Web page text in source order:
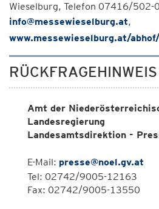
Wieselburg, Telefon 07416/502-
info@messewieselburg.at,
www.messewieselburg.at/
RÜCKFRAGEHINWEIS
Amt der
Landesregierung
Landesamtsdirektion -
E-Mail: presse@noel.gv.at
Tel: 02742/9005-12163
Fax: 02742/9005-13550